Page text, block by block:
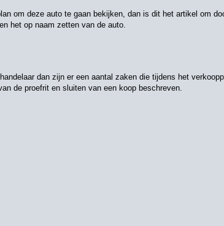
om deze auto te gaan bekijken, dan is dit het artikel om
het op naam zetten van de auto.
dan zijn er een aantal zaken die tijdens het
de proefrit en sluiten van een koop beschreven.